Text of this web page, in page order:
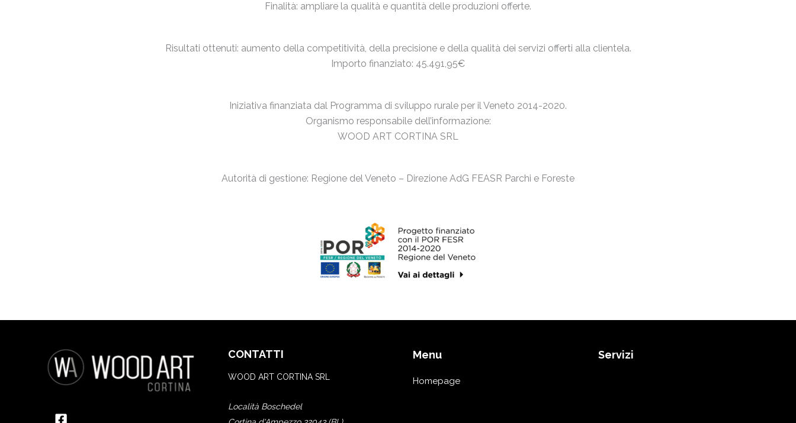
Finalità: ampliare la qualità e quantità delle produzioni offerte.
Risultati ottenuti: aumento della competitività, della precisione e della qualità dei servizi offerti alla clientela.
Importo finanziato: 45.491,95€
Iniziativa finanziata dal Programma di sviluppo rurale per il Veneto 2014-2020.
Organismo responsabile dell’informazione:
WOOD ART CORTINA SRL
Autorità di gestione: Regione del Veneto – Direzione AdG FEASR Parchi e Foreste
CONTATTI
WOOD ART CORTINA SRL
Località Boschedel
Menu
Homepage
Servizi